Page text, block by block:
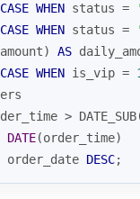
CASE WHEN status =
CASE WHEN status =
AS
CASE WHEN is_vip =
>
DATE(order_time)
order_date DESC;